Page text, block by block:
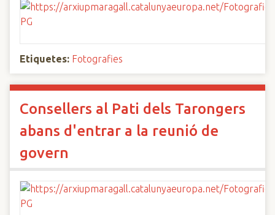
Etiquetes: Fotografies
Consellers al Pati dels Tarongers
abans d'entrar a la reunió de
govern